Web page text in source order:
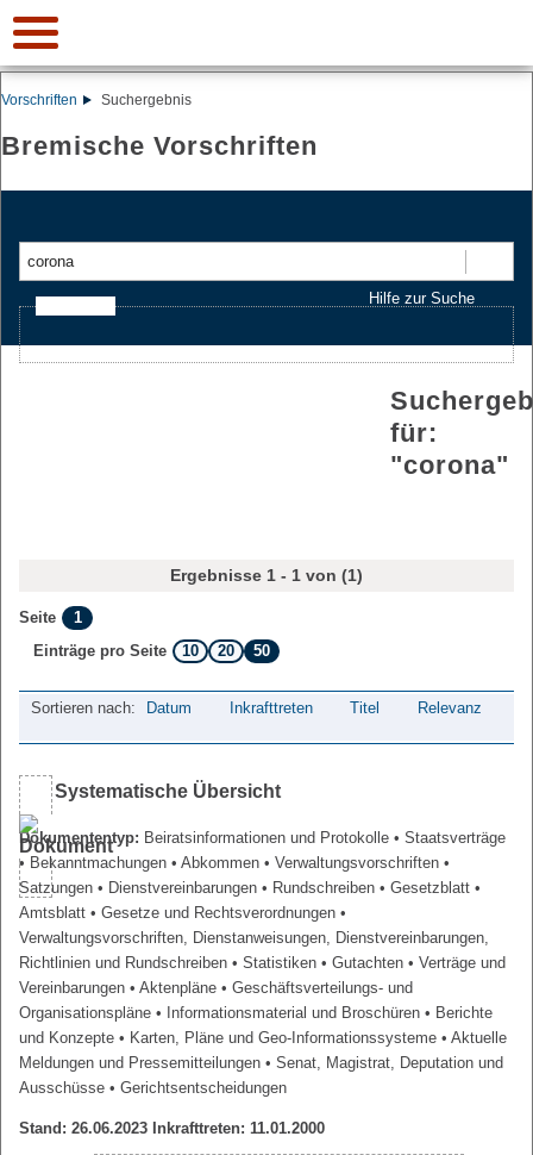
Vorschriften Suchergebnis
Bremische Vorschriften
Hilfe zur Suche
für:
"corona"
Ergebnisse 1 - 1 von (1)
Seite
1
Einträge pro Seite
10 20 50
Sortieren nach: Datum Inkrafttreten Titel Relevanz
Systematische Übersicht
Dokumententyp: Beiratsinformationen und Protokolle • Staatsverträge
• Bekanntmachungen • Abkommen • Verwaltungsvorschriften •
Satzungen • Dienstvereinbarungen • Rundschreiben • Gesetzblatt •
Amtsblatt • Gesetze und Rechtsverordnungen •
Verwaltungsvorschriften, Dienstanweisungen, Dienstvereinbarungen,
Richtlinien und Rundschreiben • Statistiken • Gutachten • Verträge und
Vereinbarungen • Aktenpläne • Geschäftsverteilungs- und
Organisationspläne • Informationsmaterial und Broschüren • Berichte
und Konzepte • Karten, Pläne und Geo-Informationssysteme • Aktuelle
Meldungen und Pressemitteilungen • Senat, Magistrat, Deputation und
Ausschüsse • Gerichtsentscheidungen
Stand: 26.06.2023 Inkrafttreten: 11.01.2000